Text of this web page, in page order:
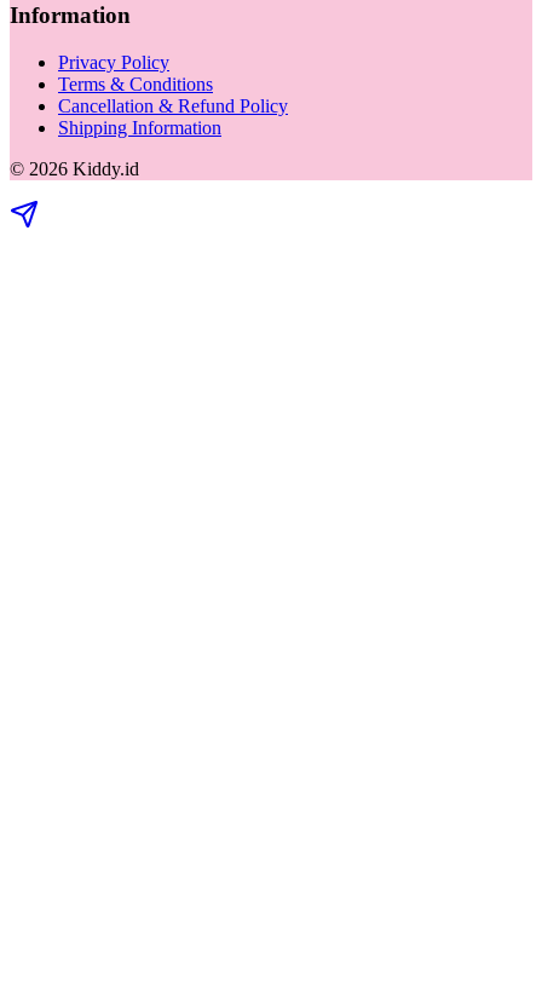
Information
Privacy Policy
Terms & Conditions
Cancellation & Refund Policy
Shipping Information
© 2026 Kiddy.id